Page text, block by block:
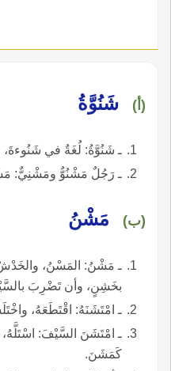
(أ) شَنُوَّةُ
ـ شَنُوَّةُ: لُغَةٌ في
ـ رَجُلٌ مَشْنُوٌّ ومَشْنِيٌّ:
(ب) مَشْنُ
ـ مَشْنُ: المَسْنُ،
بخَشِنٍ، وأن تَضْرِبَ
ـ امْتَشَنَهُ: اقْتَطَعَهُ،
ـ امْتَشَنَ السَّيْفَ:
كَمَشَنَ.